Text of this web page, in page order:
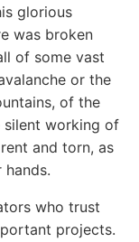
glorious
was broken
of some vast
or the
of the
silent working of
and torn, as
who trust
projects.